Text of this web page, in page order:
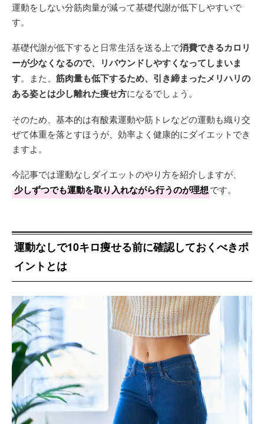
運動をしない分筋肉量が減って基礎代謝が低下しやすいで
す。
基礎代謝が低下すると日常生活を送る上で消費できるカロリ
ーが少なくなるので、リバウンドしやすくなってしまいま
す。また、 筋肉量も低下するため、引き締まったメリハリの
ある姿とは少し離れた痩せ方になるでしょう。
そのため、基本的は有酸素運動や筋トレなどの運動も織り交
ぜて体重を落とすほうが、効率よく健康的にダイエットでき
ますよ。
今記事では運動なしダイエットのやり方を紹介しますが、
少しずつでも運動を取り入れながら行うのが理想です。
運動なしで10キロ痩せる前に確認しておくべきポ
イントとは